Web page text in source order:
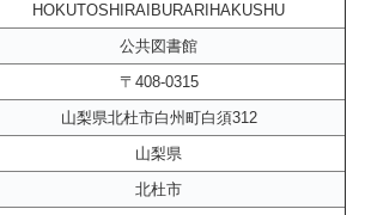
HOKUTOSHIRAIBURARIHAKUSHU
公共図書館
〒408-0315
山梨県北杜市白州町白須312
山梨県
北杜市